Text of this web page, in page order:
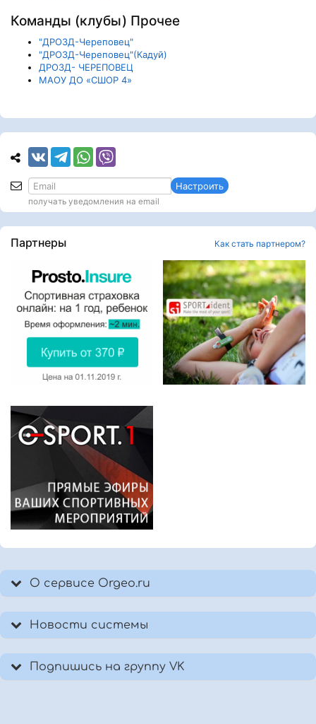
Команды (клубы) Прочее
"ДРОЗД-Череповец"
"ДРОЗД-Череповец"(Кадуй)
ДРОЗД- ЧЕРЕПОВЕЦ
МАОУ ДО «СШОР 4»
Настроить
получать уведомления на email
Партнеры Как стать партнером?
О сервисе Orgeo.ru
Новости системы
Подпишись на группу VK